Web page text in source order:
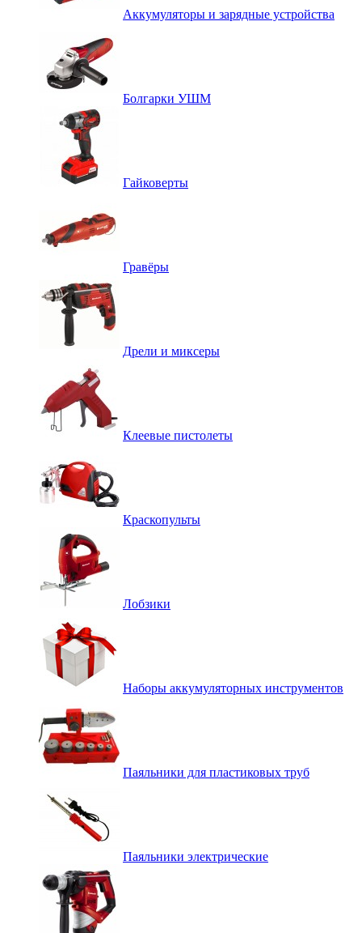
Аккумуляторы и зарядные устройства
Болгарки УШМ
Гайковерты
Гравёры
Дрели и миксеры
Клеевые пистолеты
Краскопульты
Лобзики
Наборы аккумуляторных инструментов
Паяльники для пластиковых труб
Паяльники электрические